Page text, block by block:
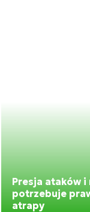
Presja ataków
potrzebuje
atrapy